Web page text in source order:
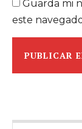
Guarda mi
este